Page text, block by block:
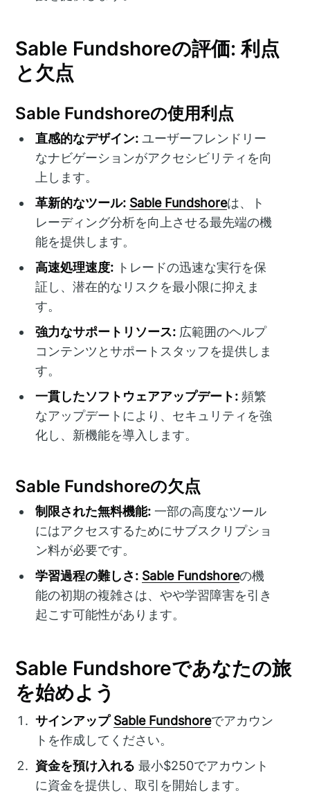
Sable Fundshoreの評価: 利点
と欠点
Sable Fundshoreの使用利点
直感的なデザイン: ユーザーフレンドリー
なナビゲーションがアクセシビリティを向
上します。
革新的なツール: Sable Fundshoreは、ト
レーディング分析を向上させる最先端の機
能を提供します。
高速処理速度: トレードの迅速な実行を保
証し、潜在的なリスクを最小限に抑えま
す。
強力なサポートリソース: 広範囲のヘルプ
コンテンツとサポートスタッフを提供しま
す。
一貫したソフトウェアアップデート: 頻繁
なアップデートにより、セキュリティを強
化し、新機能を導入します。
Sable Fundshoreの欠点
制限された無料機能: 一部の高度なツール
にはアクセスするためにサブスクリプショ
ン料が必要です。
学習過程の難しさ: Sable Fundshoreの機
能の初期の複雑さは、やや学習障害を引き
起こす可能性があります。
Sable Fundshoreであなたの旅
を始めよう
サインアップ Sable Fundshoreでアカウン
トを作成してください。
資金を預け入れる 最小$250でアカウント
に資金を提供し、取引を開始します。